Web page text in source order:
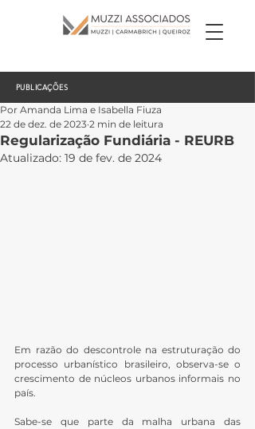
PUBLICAÇÕES
Regularização Fundiária - REURB
Por Amanda Lima e Isabella Fiuza
22 de dez. de 2023 2 min de leitura
Atualizado: 19 de fev. de 2024
Em razão do descontrole na estruturação do
processo urbanístico brasileiro, observa-se o
crescimento de núcleos urbanos informais no
país.
Sabe-se que parte da malha urbana das